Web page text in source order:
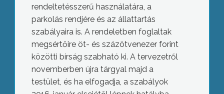
rendeltetésszerű használatára, a
parkolás rendjére és az állattartás
szabályaira is. A rendeletben foglaltak
megsértőire öt- és százötvenezer forint
közötti bírság szabható ki. A tervezetről
novemberben újra tárgyal majd a
testület, és ha elfogadja, a szabályok